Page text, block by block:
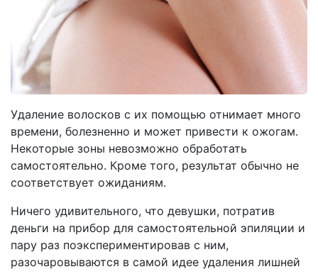
Удаление волосков с их помощью отнимает много
времени, болезненно и может привести к ожогам.
Некоторые зоны невозможно обработать
самостоятельно. Кроме того, результат обычно не
соответствует ожиданиям.
Ничего удивительного, что девушки, потратив
деньги на прибор для самостоятельной эпиляции и
пару раз поэкспериментировав с ним,
разочаровываются в самой идее удаления лишней